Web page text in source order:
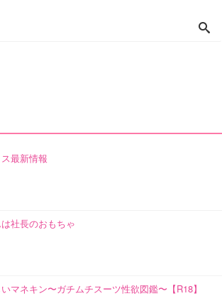
最新情報
社長のおもちゃ
マネキン〜ガチムチスーツ性欲図鑑〜【R18】